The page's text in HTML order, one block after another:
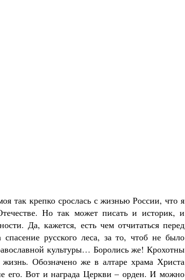
так крепко срослась с жизнью России, что я
Но так может писать и историк, и
Да, кажется, есть чем отчитаться перед
русского леса, за то, чтоб не было
культуры… Боролись же! Крохотны
Обозначено же в алтаре храма Христа
его. Вот и награда Церкви – орден. И можно